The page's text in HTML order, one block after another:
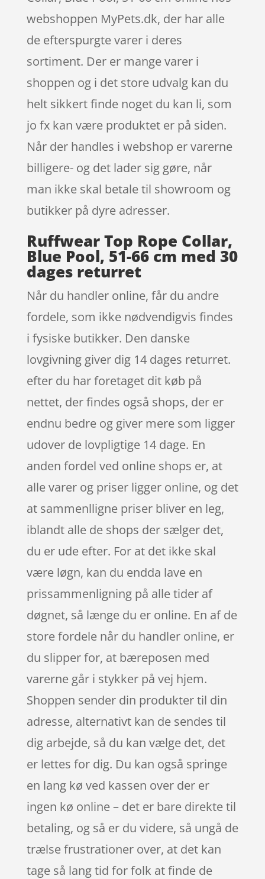
webshoppen MyPets.dk, der har alle
de efterspurgte varer i deres
sortiment. Der er mange varer i
shoppen og i det store udvalg kan du
helt sikkert finde noget du kan li, som
jo fx kan være produktet er på siden.
Når der handles i webshop er varerne
billigere- og det lader sig gøre, når
man ikke skal betale til showroom og
butikker på dyre adresser.
Ruffwear Top Rope Collar,
Blue Pool, 51-66 cm med 30
dages returret
Når du handler online, får du andre
fordele, som ikke nødvendigvis findes
i fysiske butikker. Den danske
lovgivning giver dig 14 dages returret.
efter du har foretaget dit køb på
nettet, der findes også shops, der er
endnu bedre og giver mere som ligger
udover de lovpligtige 14 dage. En
anden fordel ved online shops er, at
alle varer og priser ligger online, og det
at sammenlligne priser bliver en leg,
iblandt alle de shops der sælger det,
du er ude efter. For at det ikke skal
være løgn, kan du endda lave en
prissammenligning på alle tider af
døgnet, så længe du er online. En af de
store fordele når du handler online, er
du slipper for, at bæreposen med
varerne går i stykker på vej hjem.
Shoppen sender din produkter til din
adresse, alternativt kan de sendes til
dig arbejde, så du kan vælge det, det
er lettes for dig. Du kan også springe
en lang kø ved kassen over der er
ingen kø online – det er bare direkte til
betaling, og så er du videre, så ungå de
trælse frustrationer over, at det kan
tage så lang tid for folk at finde de